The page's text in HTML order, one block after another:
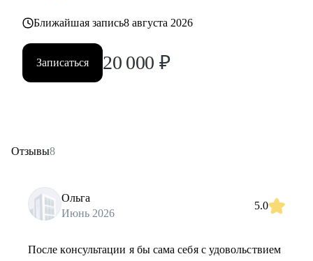
Ближайшая запись8 августа 2026
Записаться 20 000 ₽
Отзывы8
Ольга
Июнь 2026
5.0
После консультации я бы сама себя с удовольствием